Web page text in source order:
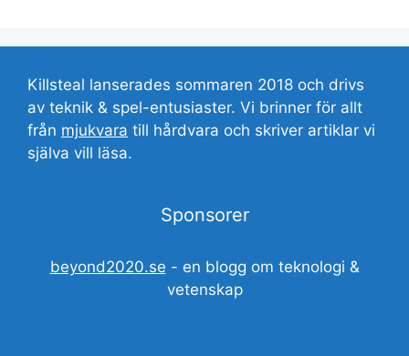
Killsteal lanserades sommaren 2018 och drivs
av teknik & spel-entusiaster. Vi brinner för allt
från mjukvara till hårdvara och skriver artiklar vi
själva vill läsa.
Sponsorer
beyond2020.se - en blogg om teknologi &
vetenskap